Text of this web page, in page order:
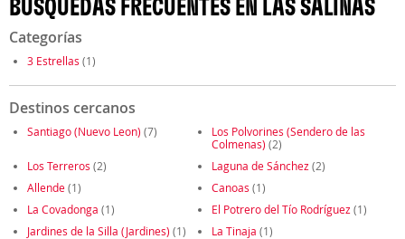
BÚSQUEDAS FRECUENTES EN LAS SALINAS
Categorías
3 Estrellas (1)
Destinos cercanos
Santiago (Nuevo Leon) (7)
Los Polvorines (Sendero de las
Colmenas) (2)
Los Terreros (2) Laguna de Sánchez (2)
Allende(1) Canoas (1)
La Covadonga (1) El Potrero del Tío Rodríguez (1)
Jardines de la Silla (Jardines) (1) La Tinaja (1)